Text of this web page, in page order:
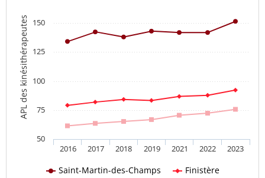
APL des kinésithérapeutes
Saint-Martin-des-Champs
Finistère
2016 2017 2018 2019 2021 2022 2023
50
75
100
125
150